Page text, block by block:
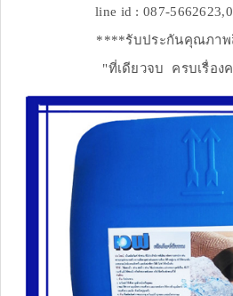
line id : 087-
****รับประกันคุณภา
"ที่เดียวจบ ครบเรื่อง